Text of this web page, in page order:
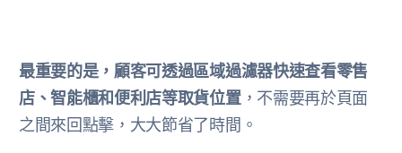
最重要的是，顧客可透過區域過濾器快速查看零售
店、智能櫃和便利店等取貨位置，不需要再於頁面
之間來回點擊，大大節省了時間。